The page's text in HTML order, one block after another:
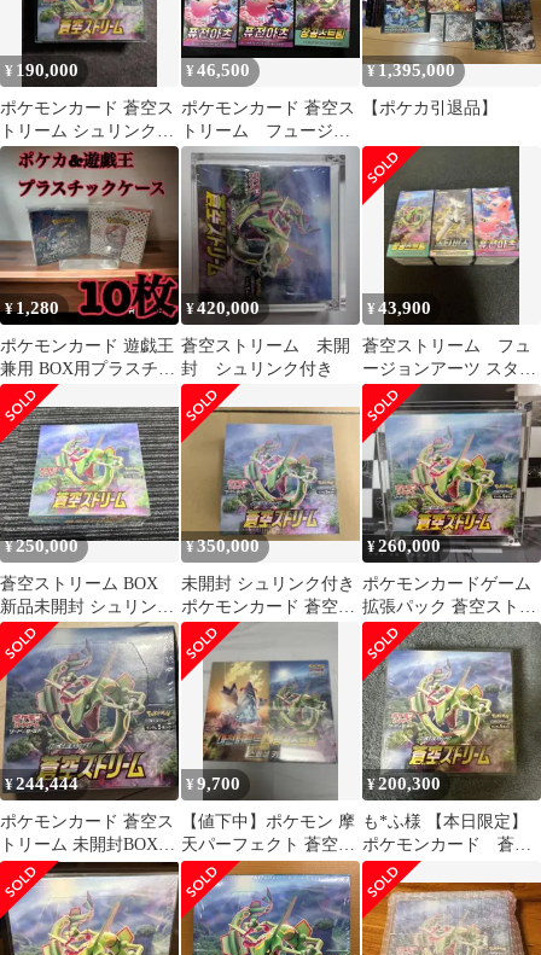
¥ 190,000
ポケモンカード 蒼空ス
トリーム シュリンク付
き1BOX
¥46,500
ポケモンカード 蒼空ス
トリーム フュージョ
ンアーツ シュリンク付
き 韓国版
¥1,395,000
【ポケカ引退品】
¥1,280
ポケモンカード 遊戯王
兼用 BOX用プラスチッ
クケース ボックスロ
ーダー1
¥420,000
蒼空ストリーム 未開
封 シュリンク付き
¥43,900
蒼空ストリーム フュ
ージョンアーツ スター
バース box 韓国版
¥250,000
蒼空ストリーム BOX
新品未開封 シュリンク
付き
¥350,000
未開封 シュリンク付き
ポケモンカード 蒼空ス
トリーム 1BOX
¥260,000
ポケモンカードゲーム
拡張パック 蒼空ストリ
ーム BOX 硬質ローダ
ー付き
¥244,444
ポケモンカード 蒼空ス
トリーム 未開封BOXセ
ットシュリンク付き
¥9,700
【値下中】ポケモン 摩
天パーフェクト 蒼空ス
トリーム スペシャル 韓
国版 未開封
¥200,300
も*ふ様 【本日限定】
ポケモンカード 蒼空
ストリーム シュリンク
付き 新品未開封